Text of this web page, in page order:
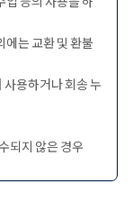
에는 교환 및 환불
사용하거나 회송 누
되지 않은 경우